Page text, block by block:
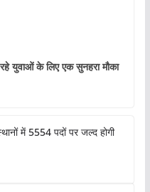
युवाओं के लिए एक सुनहरा मौका
में 5554 पदों पर जल्द होगी